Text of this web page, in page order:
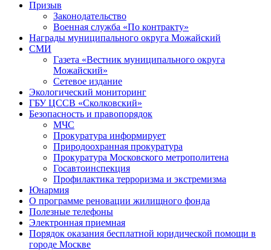
Призыв
Законодательство
Военная служба «По контракту»
Награды муниципального округа Можайский
СМИ
Газета «Вестник муниципального округа
Можайский»
Сетевое издание
Экологический мониторинг
ГБУ ЦССВ «Сколковский»
Безопасность и правопорядок
МЧС
Прокуратура информирует
Природоохранная прокуратура
Прокуратура Московского метрополитена
Госавтоинспекция
Профилактика терроризма и экстремизма
Юнармия
О программе реновации жилищного фонда
Полезные телефоны
Электронная приемная
Порядок оказания бесплатной юридической помощи в
городе Москве